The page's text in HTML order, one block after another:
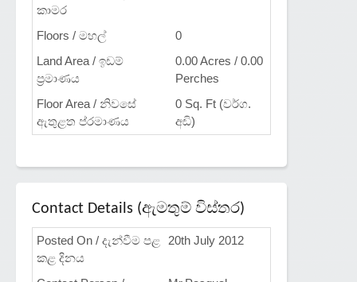
කාමර
Floors / මහල්
0
Land Area / ඉඩම්
ප්‍රමාණය
0.00 Acres / 0.00
Perches
Floor Area / නිවසේ
ඇතුළත ප්රමාණය
0 Sq. Ft (වර්ග.
අඩි)
Contact Details (ඇමතුම් විස්තර)
Posted On / දැන්වීම පළ
කළ දිනය
20th July 2012